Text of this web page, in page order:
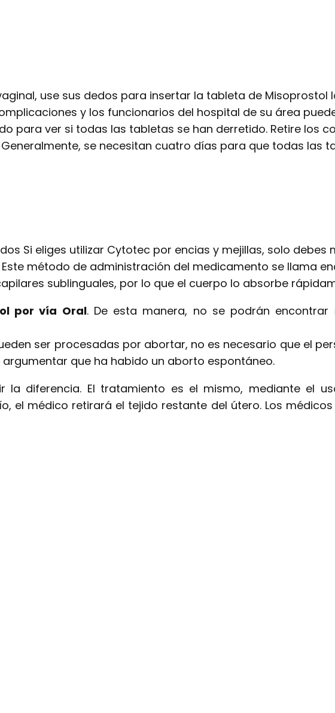
use sus dedos para insertar la tableta de
y los funcionarios del hospital de su área
para ver si todas las tabletas se han derretido. Retire los
se necesitan cuatro días para que todas las
Si eliges utilizar Cytotec por encias y mejillas, solo debes
método de administración del medicamento se llama
sublinguales, por lo que el cuerpo lo absorbe
por vía Oral. De esta manera, no se podrán
ser procesadas por abortar, no es necesario que el
que ha habido un aborto espontáneo.
la diferencia. El tratamiento es el mismo, mediante el
el médico retirará el tejido restante del útero. Los